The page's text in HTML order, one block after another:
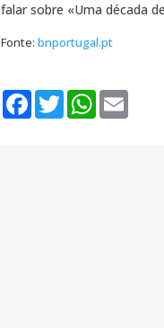
falar sobre «Uma década
Fonte:bnportugal.pt
F
a
T
w
W